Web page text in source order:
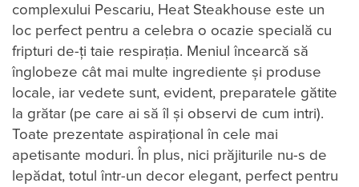
complexului Pescariu, Heat Steakhouse este un
loc perfect pentru a celebra o ocazie specială cu
fripturi de-ţi taie respiraţia. Meniul încearcă să
înglobeze cât mai multe ingrediente și produse
locale, iar vedete sunt, evident, preparatele gătite
la grătar (pe care ai să îl și observi de cum intri).
Toate prezentate aspiraţional în cele mai
apetisante moduri. În plus, nici prăjiturile nu-s de
lepădat, totul într-un decor elegant, perfect pentru